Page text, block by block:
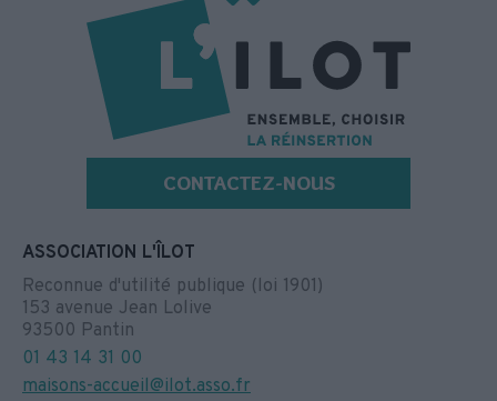
CONTACTEZ-NOUS
ASSOCIATION L'ÎLOT
Reconnue d'utilité publique (loi 1901)
153 avenue Jean Lolive
93500 Pantin
01 43 14 31 00
maisons-accueil@ilot.asso.fr